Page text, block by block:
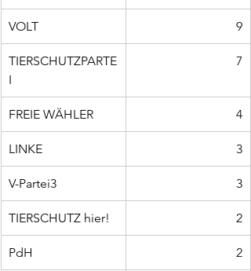
VOLT 9
TIERSCHUTZPARTE
I
7
FREIE WÄHLER 4
LINKE 3
V-Partei3 3
TIERSCHUTZ hier! 2
PdH 2